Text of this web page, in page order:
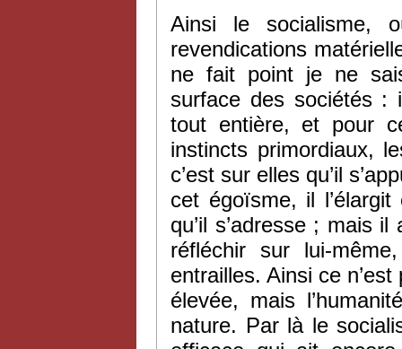
Ainsi le socialisme,
revendications
ne fait point je ne
surface des sociétés :
tout entière, et pour
instincts primordiaux,
c’est sur elles qu’il
cet égoïsme, il
qu’il s’adresse ; mais
réfléchir sur lui-
entrailles. Ainsi ce
élevée, mais
nature. Par là le